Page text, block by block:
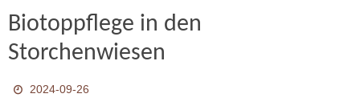
Biotoppflege in den
Storchenwiesen
2024-09-26